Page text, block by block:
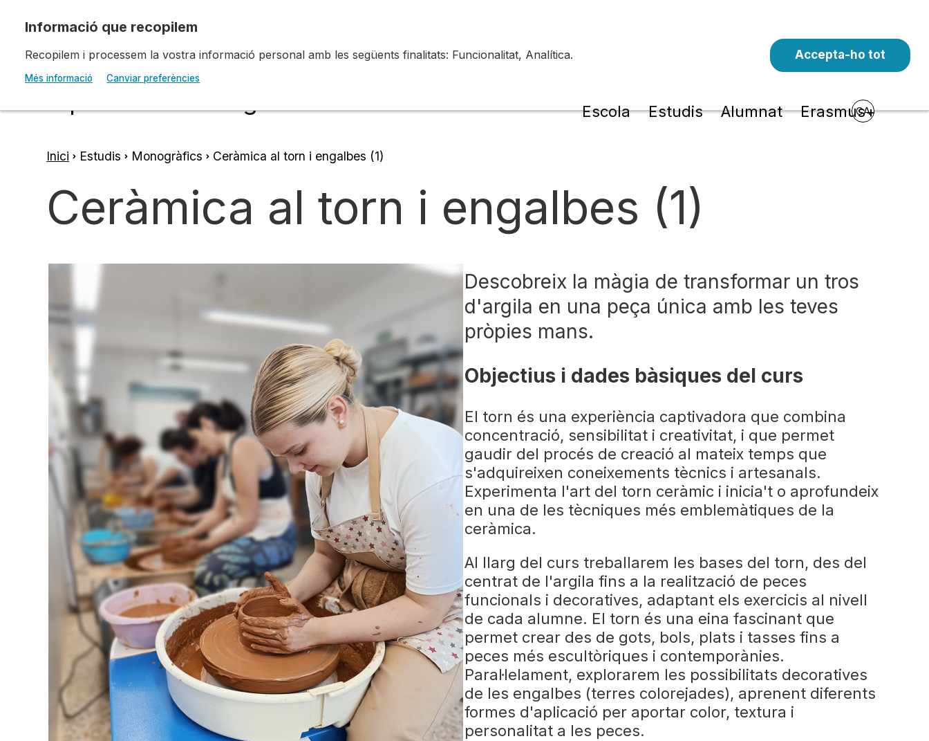
Escola d'Art i Disseny de la
Escola Estudis Alumnat Erasmus+
CA
d'ariadna
Inici Estudis Monogràfics Ceràmica al torn i engalbes (1)
Ceràmica al torn i engalbes (1)
Descobreix la màgia de transformar un tros
d'argila en una peça única amb les teves
pròpies mans.
Objectius i dades bàsiques del curs
El torn és una experiència captivadora que combina
concentració, sensibilitat i creativitat, i que permet
gaudir del procés de creació al mateix temps que
s'adquireixen coneixements tècnics i artesanals.
Experimenta l'art del torn ceràmic i inicia't o aprofundeix
en una de les tècniques més emblemàtiques de la
ceràmica.
Al llarg del curs treballarem les bases del torn, des del
centrat de l'argila fins a la realització de peces
funcionals i decoratives, adaptant els exercicis al nivell
de cada alumne. El torn és una eina fascinant que
permet crear des de gots, bols, plats i tasses fins a
peces més escultòriques i contemporànies.
Paral·lelament, explorarem les possibilitats decoratives
de les engalbes (terres colorejades), aprenent diferents
formes d'aplicació per aportar color, textura i
personalitat a les peces.
Recopilem i processem la vostra informació personal amb les següents finalitats: Funcionalitat, Analítica.
Més informació Canviar preferències
Accepta-ho tot